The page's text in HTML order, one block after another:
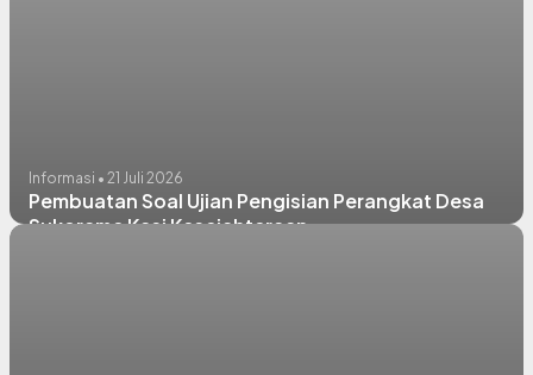
Informasi • 21 Juli 2026
Pembuatan Soal Ujian Pengisian Perangkat Desa
Sukorame Kasi Kesejahteraan